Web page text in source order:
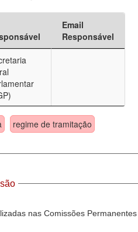
Email
Responsável
regime de tramitação
nas Comissões